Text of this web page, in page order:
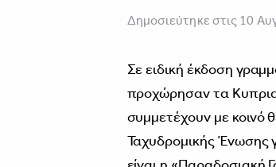
Δημοσιεύτηκε στις 10
Σε ειδική έκδοση
προχώρησαν τα
συμμετέχουν με κοινό
Ταχυδρομικής Ένωσης